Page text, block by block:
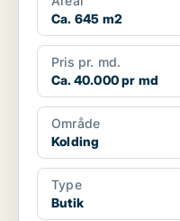
Ca. 645 m2
Pris pr. md.
Ca. 40.000 pr md
Område
Kolding
Type
Butik